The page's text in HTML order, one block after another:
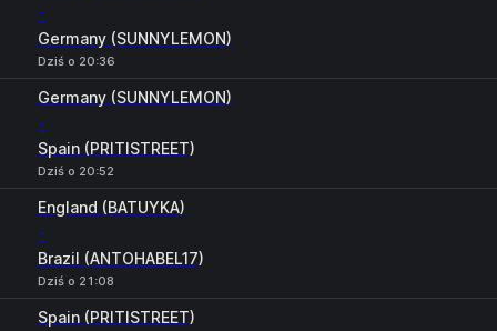
-
Germany (SUNNYLEMON)
Dziś o 20:36
Germany (SUNNYLEMON)
-
Spain (PRITISTREET)
Dziś o 20:52
England (BATUYKA)
-
Brazil (ANTOHABEL17)
Dziś o 21:08
Spain (PRITISTREET)